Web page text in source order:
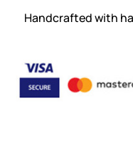
Handcrafted with